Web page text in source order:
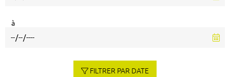
à
FILTRER PAR DATE